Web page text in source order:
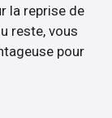
la reprise de
reste, vous
pour